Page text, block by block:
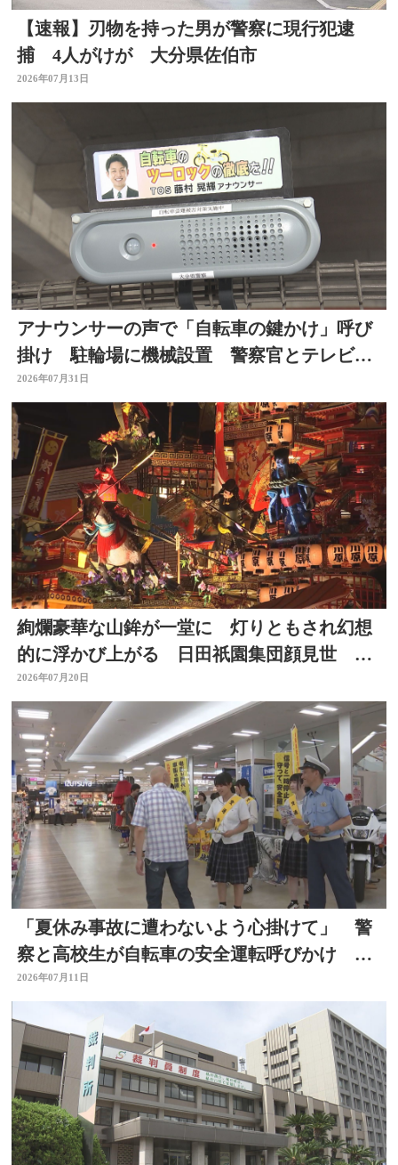
【速報】刃物を持った男が警察に現行犯逮
捕 4人がけが 大分県佐伯市
2026年07月13日
アナウンサーの声で「自転車の鍵かけ」呼び
掛け 駐輪場に機械設置 警察官とテレビ局
がタッグ 大分
2026年07月31日
絢爛豪華な山鉾が一堂に 灯りともされ幻想
的に浮かび上がる 日田祇園集団顔見世 大
分
2026年07月20日
「夏休み事故に遭わないよう心掛けて」 警
察と高校生が自転車の安全運転呼びかけ 大
分
2026年07月11日